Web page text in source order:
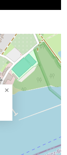
×